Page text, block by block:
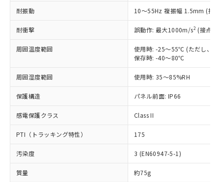
耐振動 10～55Hz 複振幅 1.5mm (接
耐衝撃 誤動作: 最大1000m/s2 (接点
周囲温度範囲
使用時: -25～55℃ (ただし、氷
保存時: -40～80℃
周囲湿度範囲 使用時: 35～85%RH
保護構造 パネル前面: IP66
感電保護クラス Class II
PTI（トラッキング特性） 175
汚染度 3 (EN60947-5-1)
質量 約75g
記載している更新日時点での社内デー
タに基づき作成されるものであり、閲
覧された時点での実際の在庫および標
準価格とは異なる場合があることをご
正式な納期状況および標準価格はお客
様のお取引先、またはお客様担当のオ
ムロン制御機器販売店・当社販売員に
オムロン制御機器販売店や当社販売拠
販売ネットワーク
」をご確認
ください。
在庫状況および標準価格結果を当社の
事前の承諾なく第三者に漏洩または開
示しないようお願いします。
マイパーツ機能（部品リスト作成サー
ビス）をご利用いただくには、I-Web
鉛(Pb) 1000ppm以下、 水銀(Hg) 1000ppm以下、 カド
六価クロム(Cr(Ⅵ)) 1000ppm以下、ポリ臭化ビフェニル
類(PBB) 1000ppm以下、ポリ臭化ジフェニルエーテル類
(PBDE) 1000ppm以下、フタル酸ビス(2-エチルヘキシ
ル) (DEHP)(別名：DOP) 1000ppm以下、フタル酸ブチ
ルベンジル（BBP） 1000ppm以下、フタル酸ジブチル
（DBP） 1000ppm以下、フタル酸ジイソブチル
(DIBP) 1000ppm以下
但し、RoHS指令で産業用監視および制御機器に対する
適用除外項目は除く。
フタル酸エステル類の４物質については閾値を超える意
図的な使用がないことを確認しています。
※2 対応予定月
部品在庫の切り替え状況などにより、予定
月が前後することがあります。
*中国RoHS10物質の基準値 (GB/T26572)：
Pb(鉛) :1000ppm、 Hg(水銀) : 1000ppm、 Cd(カドミウ
Cr(Ⅵ)(六価クロム) : 1000ppm、 PBBs(ポリ臭化ビフェ
ニル類) : 1000ppm、 PBDEs(ポリ臭化ジフェニルエーテ
ル) : 1000ppm、
DEHP(フタル酸ビス(2-エチルヘキシル)) : 1000ppm
※2 環境保護使用期限
「ｅ」：有害物質（10物質）のすべてが基
準値以下であることを示します。
「10」：通常の使用状況下において有害物
質が外部に漏えいし、環境に深刻な影響を
及ぼさない年数を意味します。
（以下｢規制貨物等」という）を輸出
または国外への提供する場合は、日本
国政府の輸出許可(または役務取引許
可)を取得するなどの必要な手続きを
当社は規制貨物を破棄する場合は、完
全に破砕するなど、違法に輸出されな
いよう必要な手段を講じます。
当社は貴社製品を、核兵器、ミサイ
ル、化学兵器、生物兵器またはその他
武器並びにこれらの製造装置等に一切
使用いたしません。
当社は、貴社製品を第三者に販売する
場合は、上記1、2および3の内容を当
該第三者に通知します。また当社は、
販売先および販売に係わる関係者が違
法に輸出するおそれがある場合は、取
り引きをいたしません。
○ 一定数以上の在庫あり
△ 一定数には満たないが在庫あり
在庫なし(最新の在庫状況につ
いては、お客様のお取引先、ま
たはお客様担当のオムロン制御
機器販売店・当社販売員にご確
認ください)
受注生産機種、また在庫状況の
情報を公開していない機種